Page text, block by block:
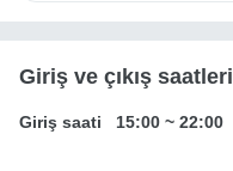
Giriş ve çıkış saatleri
Giriş saati 15:00 ~ 22:00